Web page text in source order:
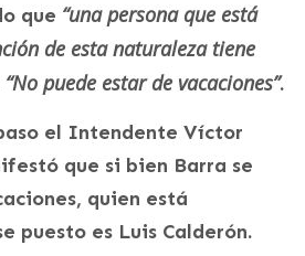
que “una persona que está
de esta naturaleza tiene
puede estar de vacaciones”.
el Intendente Víctor
que si bien Barra se
quien está
puesto es Luis Calderón.